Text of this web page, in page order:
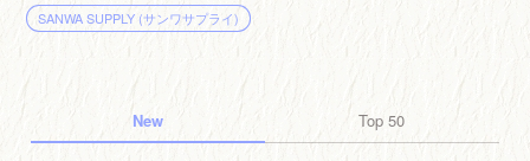
SANWA SUPPLY (サンワサプライ)
New Top 50